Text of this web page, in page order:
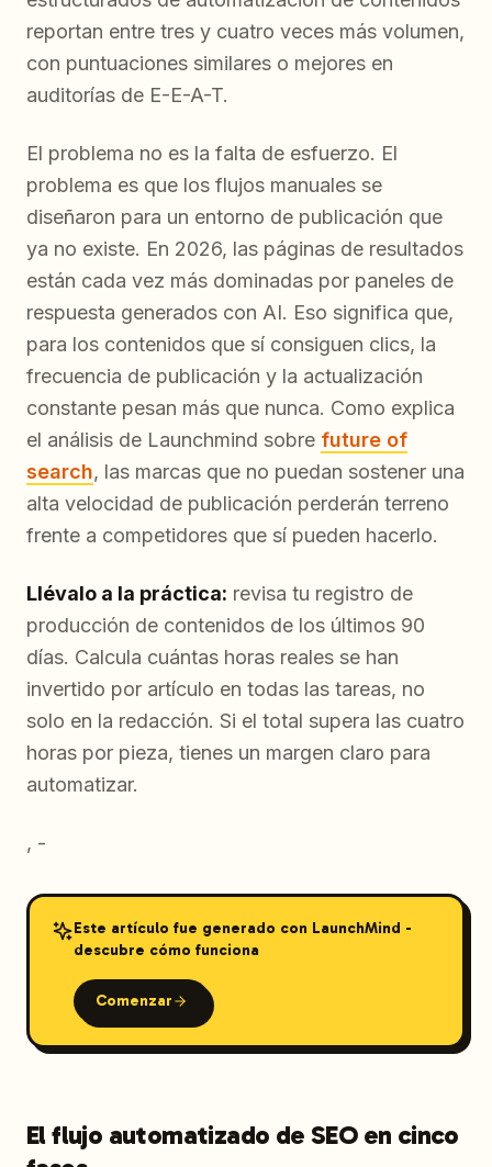
reportan entre tres y cuatro veces más volumen,
con puntuaciones similares o mejores en
auditorías de E-E-A-T.
El problema no es la falta de esfuerzo. El
problema es que los flujos manuales se
diseñaron para un entorno de publicación que
ya no existe. En 2026, las páginas de resultados
están cada vez más dominadas por paneles de
respuesta generados con AI. Eso significa que,
para los contenidos que sí consiguen clics, la
frecuencia de publicación y la actualización
constante pesan más que nunca. Como explica
el análisis de Launchmind sobre future of
search, las marcas que no puedan sostener una
alta velocidad de publicación perderán terreno
frente a competidores que sí pueden hacerlo.
Llévalo a la práctica: revisa tu registro de
producción de contenidos de los últimos 90
días. Calcula cuántas horas reales se han
invertido por artículo en todas las tareas, no
solo en la redacción. Si el total supera las cuatro
horas por pieza, tienes un margen claro para
automatizar.
, -
Este artículo fue generado con LaunchMind -
descubre cómo funciona
Comenzar
El flujo automatizado de SEO en cinco